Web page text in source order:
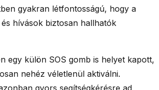
gyakran létfontosságú, hogy a
hívások biztosan hallhatók
egy külön SOS gomb is helyet kapott,
nehéz véletlenül aktiválni.
gyors segítségkérésre ad